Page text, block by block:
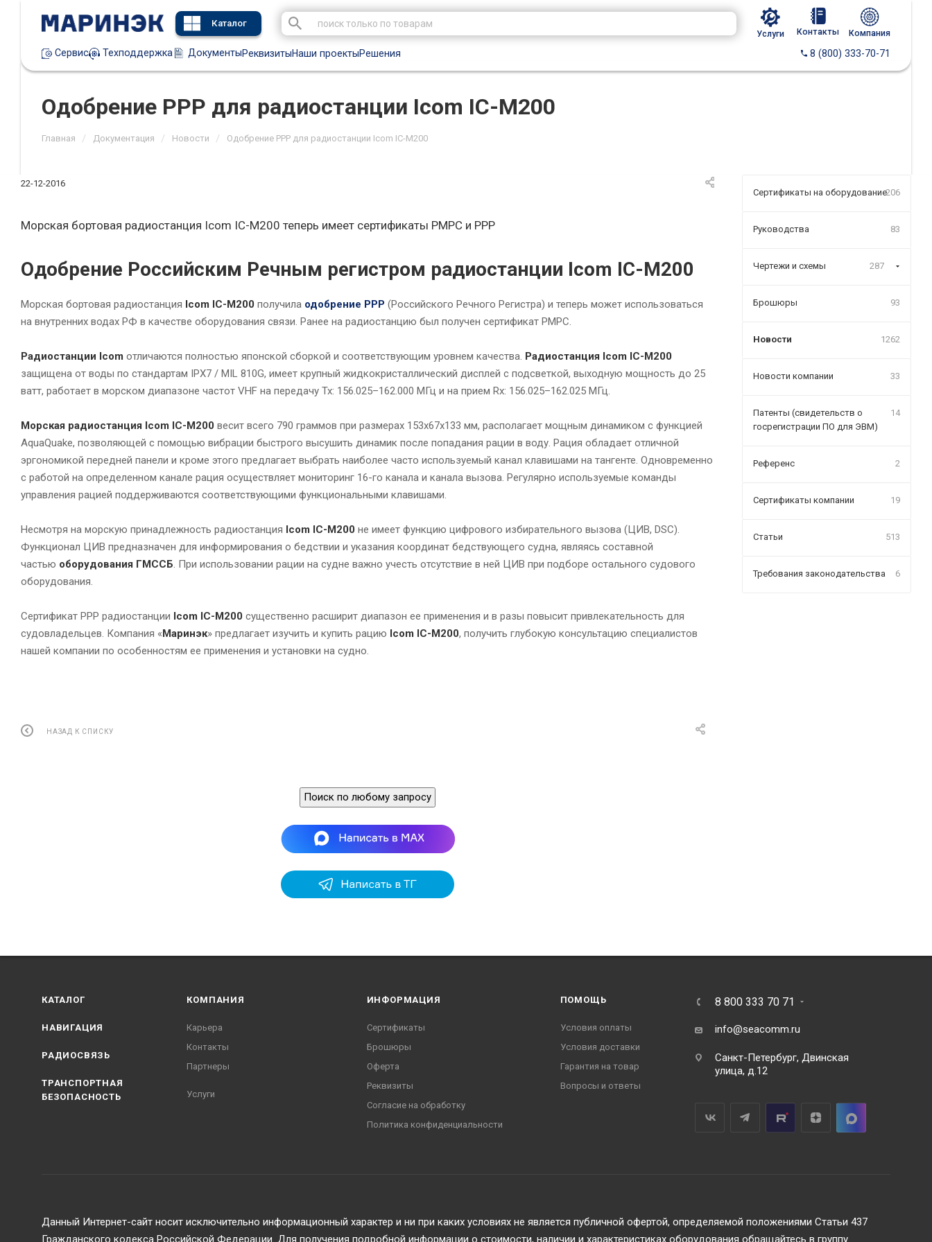
Каталог
Услуги Контакты Компания
Сервис Техподдержка ДокументыРеквизитыНаши проектыРешения 8 (800) 333-70-71
Одобрение РРР для радиостанции Icom IC-M200
Главная / Документация / Новости / Одобрение РРР для радиостанции Icom IC-M200
22-12-2016
Морская бортовая радиостанция Icom IC-M200 теперь имеет сертификаты РМРС и РРР
Одобрение Российским Речным регистром радиостанции Icom IC-M200
Морская бортовая радиостанция Icom IC-M200 получила одобрение РРР (Российского Речного Регистра) и теперь может использоваться
на внутренних водах РФ в качестве оборудования связи. Ранее на радиостанцию был получен сертификат РМРС.
Радиостанции Icom отличаются полностью японской сборкой и соответствующим уровнем качества. Радиостанция Icom IC-M200
защищена от воды по стандартам IPX7 / MIL 810G, имеет крупный жидкокристаллический дисплей с подсветкой, выходную мощность до 25
ватт, работает в морском диапазоне частот VHF на передачу Tx: 156.025–162.000 МГц и на прием Rx: 156.025–162.025 МГц.
Морская радиостанция Icom IC-M200 весит всего 790 граммов при размерах 153х67х133 мм, располагает мощным динамиком с функцией
AquaQuake, позволяющей с помощью вибрации быстрого высушить динамик после попадания рации в воду. Рация обладает отличной
эргономикой передней панели и кроме этого предлагает выбрать наиболее часто используемый канал клавишами на тангенте. Одновременно
с работой на определенном канале рация осуществляет мониторинг 16-го канала и канала вызова. Регулярно используемые команды
управления рацией поддерживаются соответствующими функциональными клавишами.
Несмотря на морскую принадлежность радиостанция Icom IC-M200 не имеет функцию цифрового избирательного вызова (ЦИВ, DSC).
Функционал ЦИВ предназначен для информирования о бедствии и указания координат бедствующего судна, являясь составной
частью оборудования ГМССБ. При использовании рации на судне важно учесть отсутствие в ней ЦИВ при подборе остального судового
оборудования.
Сертификат РРР радиостанции Icom IC-M200 существенно расширит диапазон ее применения и в разы повысит привлекательность для
судовладельцев. Компания «Маринэк» предлагает изучить и купить рацию Icom IC-M200, получить глубокую консультацию специалистов
нашей компании по особенностям ее применения и установки на судно.
НАЗАД К СПИСКУ
Поиск по любому запросу
Сертификаты на оборудование206
Руководства 83
Чертежи и схемы 287
Брошюры 93
Новости 1262
Новости компании 33
Патенты (свидетельств о
госрегистрации ПО для ЭВМ)
14
Референс 2
Сертификаты компании 19
Статьи 513
Требования законодательства 6
КАТАЛОГ
НАВИГАЦИЯ
РАДИОСВЯЗЬ
ТРАНСПОРТНАЯ
БЕЗОПАСНОСТЬ
КОМПАНИЯ
Карьера
Контакты
Партнеры
Услуги
ИНФОРМАЦИЯ
Сертификаты
Брошюры
Оферта
Реквизиты
Согласие на обработку
Политика конфиденциальности
ПОМОЩЬ
Условия оплаты
Условия доставки
Гарантия на товар
Вопросы и ответы
8 800 333 70 71
info@seacomm.ru
Санкт-Петербург, Двинская
улица, д.12
Данный Интернет-сайт носит исключительно информационный характер и ни при каких условиях не является публичной офертой, определяемой положениями Статьи 437
Гражданского кодекса Российской Федерации. Для получения подробной информации о стоимости, наличии и характеристиках оборудования обращайтесь в группу